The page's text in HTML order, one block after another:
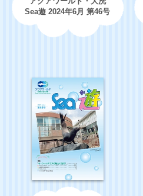
Sea遊 2024年6月 第46号